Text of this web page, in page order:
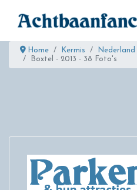
Home Kermis Nederland
Boxtel - 2013 - 38 Foto's